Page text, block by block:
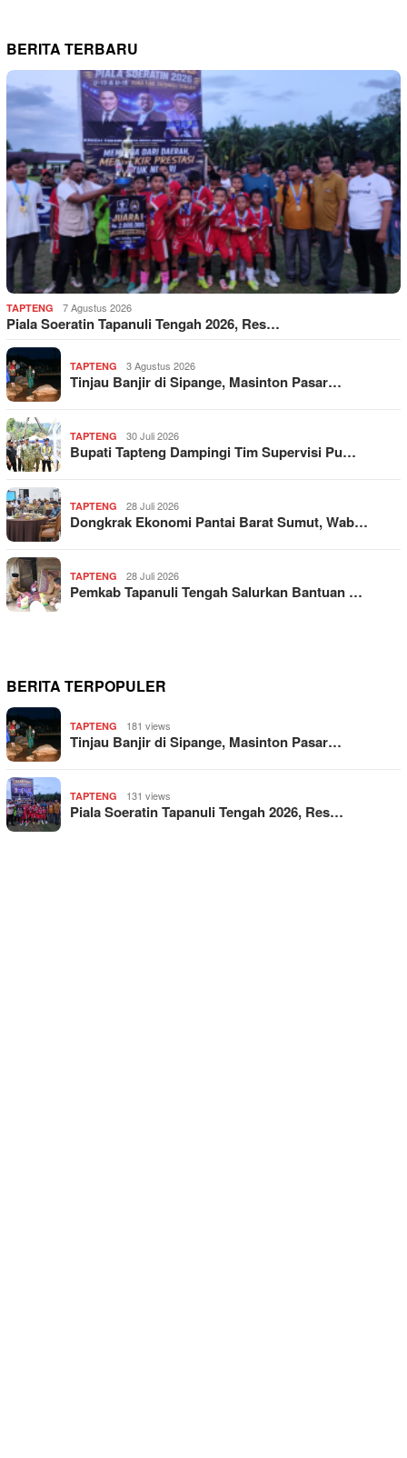
BERITA TERBARU
TAPTENG 7 Agustus 2026
Piala Soeratin Tapanuli Tengah 2026, Res…
TAPTENG 3 Agustus 2026
Tinjau Banjir di Sipange, Masinton Pasar…
TAPTENG 30 Juli 2026
Bupati Tapteng Dampingi Tim Supervisi Pu…
TAPTENG 28 Juli 2026
Dongkrak Ekonomi Pantai Barat Sumut, Wab…
TAPTENG 28 Juli 2026
Pemkab Tapanuli Tengah Salurkan Bantuan …
BERITA TERPOPULER
TAPTENG 181 views
Tinjau Banjir di Sipange, Masinton Pasar…
TAPTENG 131 views
Piala Soeratin Tapanuli Tengah 2026, Res…